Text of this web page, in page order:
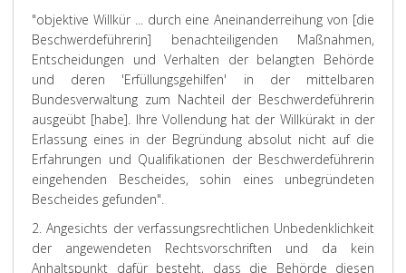
"objektive Willkür ... durch eine Aneinanderreihung von [die
Beschwerdeführerin] benachteiligenden Maßnahmen,
Entscheidungen und Verhalten der belangten Behörde
und deren 'Erfüllungsgehilfen' in der mittelbaren
Bundesverwaltung zum Nachteil der Beschwerdeführerin
ausgeübt [habe]. Ihre Vollendung hat der Willkürakt in der
Erlassung eines in der Begründung absolut nicht auf die
Erfahrungen und Qualifikationen der Beschwerdeführerin
eingehenden Bescheides, sohin eines unbegründeten
Bescheides gefunden".
2. Angesichts der verfassungsrechtlichen Unbedenklichkeit
der angewendeten Rechtsvorschriften und da kein
Anhaltspunkt dafür besteht, dass die Behörde diesen